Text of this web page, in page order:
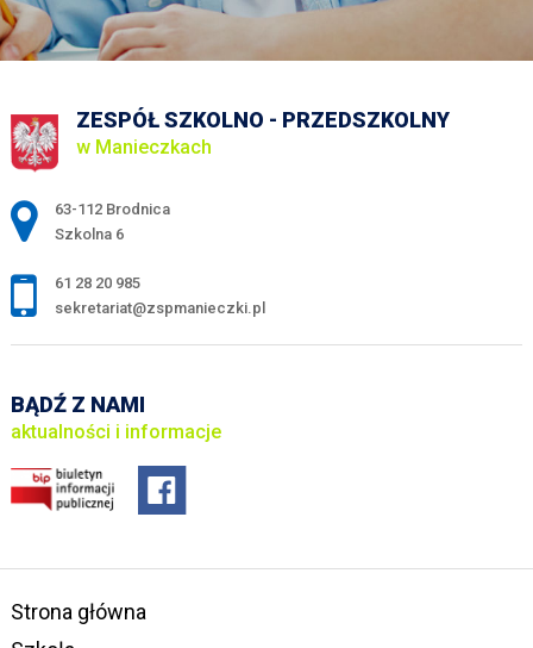
ZESPÓŁ SZKOLNO - PRZEDSZKOLNY
w Manieczkach
Adres pocztowy:
63-112 Brodnica
Szkolna 6
61 28 20 985
sekretariat@zspmanieczki.pl
BĄDŹ Z NAMI
aktualności i informacje
Strona główna